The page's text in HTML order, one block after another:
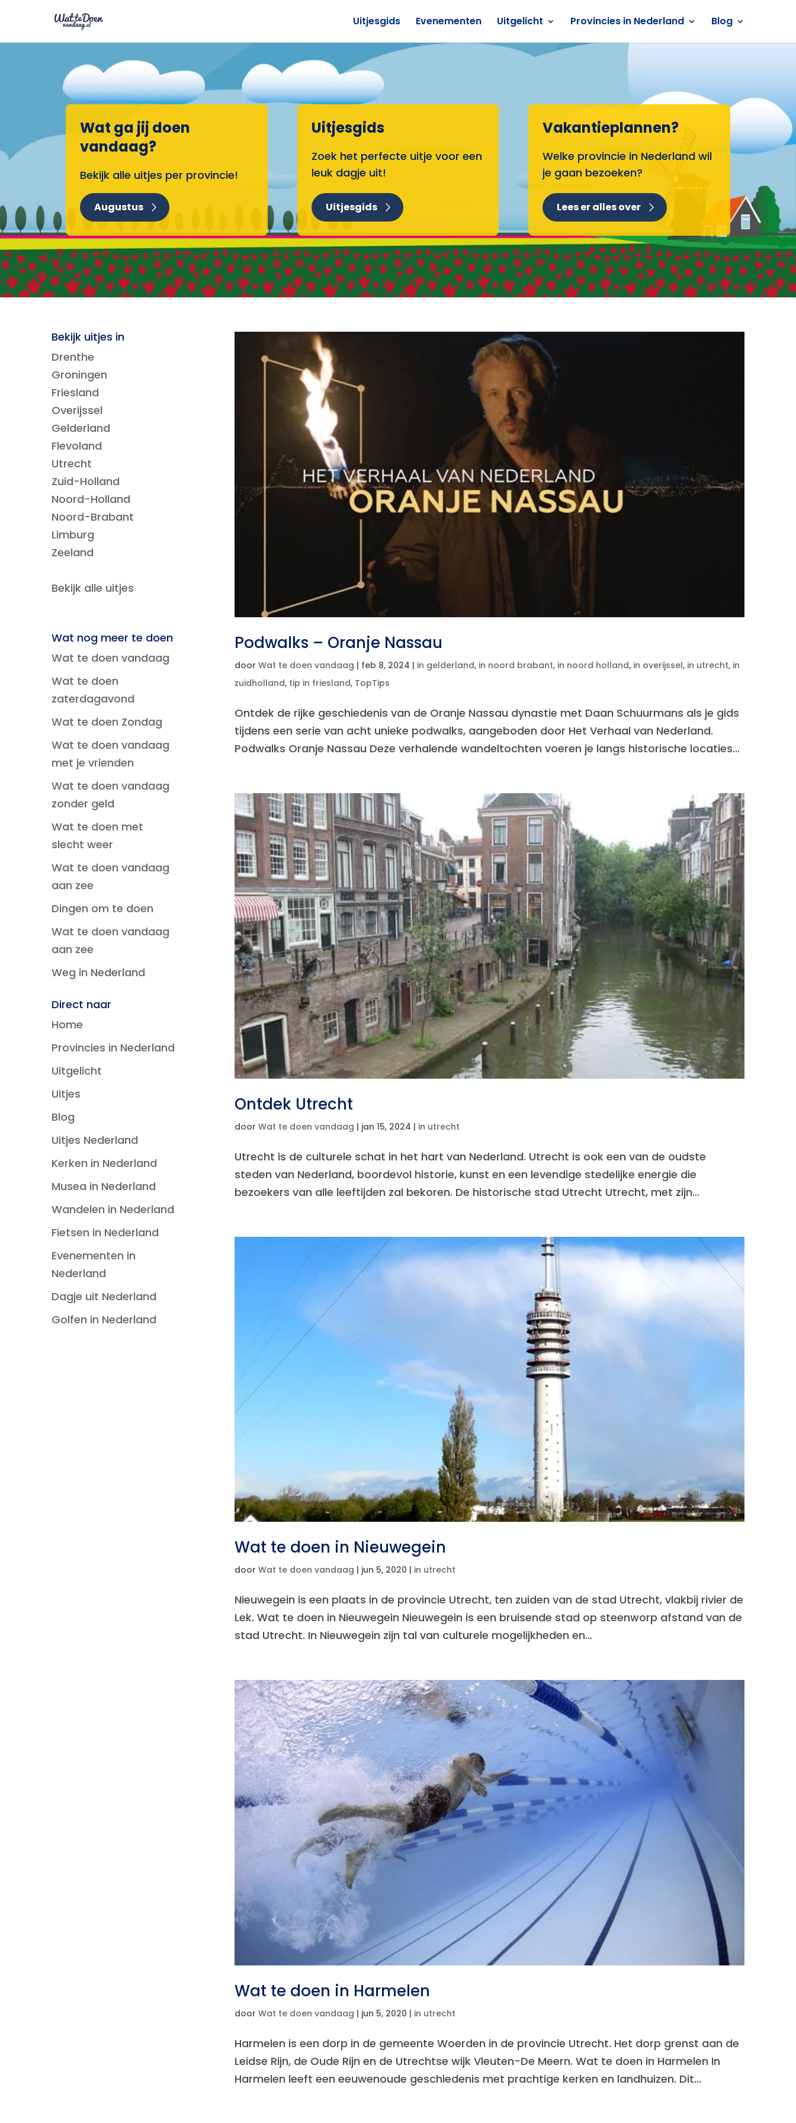
Uitjesgids Evenementen Uitgelicht Provincies in Nederland Blog
Wat ga jij doen
vandaag?
Bekijk alle uitjes per provincie!
Augustus
Uitjesgids
Zoek het perfecte uitje voor een
leuk dagje uit!
Uitjesgids
Vakantieplannen?
Welke provincie in Nederland wil
je gaan bezoeken?
Lees er alles over
Podwalks – Oranje Nassau
door Wat te doen vandaag | feb 8, 2024 | in gelderland, in noord brabant, in noord holland, in overijssel, in utrecht, in
zuidholland, tip in friesland, TopTips
Ontdek de rijke geschiedenis van de Oranje Nassau dynastie met Daan Schuurmans als je gids
tijdens een serie van acht unieke podwalks, aangeboden door Het Verhaal van Nederland.
Podwalks Oranje Nassau Deze verhalende wandeltochten voeren je langs historische locaties...
Ontdek Utrecht
door Wat te doen vandaag | jan 15, 2024 | in utrecht
Utrecht is de culturele schat in het hart van Nederland. Utrecht is ook een van de oudste
steden van Nederland, boordevol historie, kunst en een levendige stedelijke energie die
bezoekers van alle leeftijden zal bekoren. De historische stad Utrecht Utrecht, met zijn...
Wat te doen in Nieuwegein
door Wat te doen vandaag | jun 5, 2020 | in utrecht
Nieuwegein is een plaats in de provincie Utrecht, ten zuiden van de stad Utrecht, vlakbij rivier de
Lek. Wat te doen in Nieuwegein Nieuwegein is een bruisende stad op steenworp afstand van de
stad Utrecht. In Nieuwegein zijn tal van culturele mogelijkheden en...
Wat te doen in Harmelen
door Wat te doen vandaag | jun 5, 2020 | in utrecht
Harmelen is een dorp in de gemeente Woerden in de provincie Utrecht. Het dorp grenst aan de
Leidse Rijn, de Oude Rijn en de Utrechtse wijk Vleuten-De Meern. Wat te doen in Harmelen In
Harmelen leeft een eeuwenoude geschiedenis met prachtige kerken en landhuizen. Dit...
Bekijk uitjes in
Drenthe
Groningen
Friesland
Overijssel
Gelderland
Flevoland
Utrecht
Zuid-Holland
Noord-Holland
Noord-Brabant
Limburg
Zeeland
Bekijk alle uitjes
Wat nog meer te doen
Wat te doen vandaag
Wat te doen
zaterdagavond
Wat te doen Zondag
Wat te doen vandaag
met je vrienden
Wat te doen vandaag
zonder geld
Wat te doen met
slecht weer
Wat te doen vandaag
aan zee
Dingen om te doen
Wat te doen vandaag
aan zee
Weg in Nederland
Direct naar
Home
Provincies in Nederland
Uitgelicht
Uitjes
Blog
Uitjes Nederland
Kerken in Nederland
Musea in Nederland
Wandelen in Nederland
Fietsen in Nederland
Evenementen in
Nederland
Dagje uit Nederland
Golfen in Nederland